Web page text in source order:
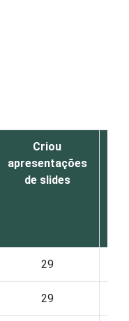
Criou
apresentações
de slides
29
29